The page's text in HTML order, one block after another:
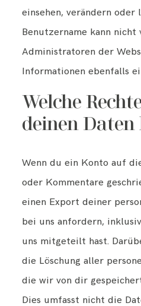
einsehen, verändern oder
Benutzername kann nicht
Administratoren der
Informationen ebenfalls
Welche
deinen Daten
Wenn du ein Konto auf
oder Kommentare
einen Export deiner
bei uns anfordern,
uns mitgeteilt hast.
die Löschung aller
die wir von dir
Dies umfasst nicht die